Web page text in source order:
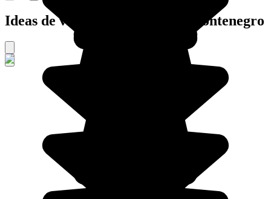
Ideas de viajes organizados a Montenegro